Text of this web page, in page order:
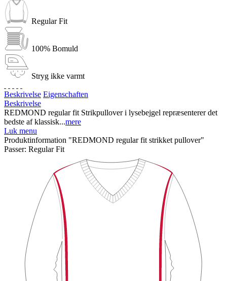
Regular Fit
100% Bomuld
Stryg ikke varmt
Beskrivelse Eigenschaften
Beskrivelse
REDMOND regular fit Strikpullover i lysebejgel repræsenterer det
bedste af klassisk...mere
Luk menu
Produktinformation "REDMOND regular fit strikket pullover"
Passer: Regular Fit